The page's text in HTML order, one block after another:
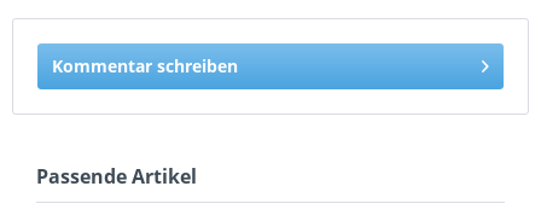
Kommentar schreiben
Passende Artikel